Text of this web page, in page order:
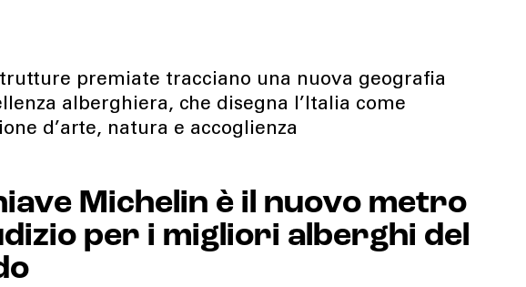
premiate tracciano una nuova geografia
alberghiera, che disegna l’Italia come
d’arte, natura e accoglienza
Michelin è il nuovo metro
per i migliori alberghi del